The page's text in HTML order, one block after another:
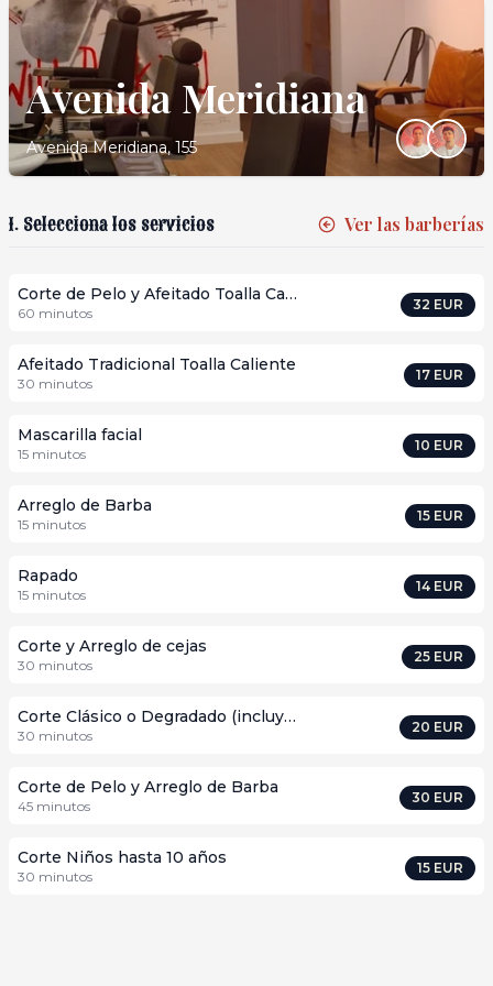
Avenida Meridiana
Avenida Meridiana, 155
1. Selecciona los servicios Ver las barberías
Corte de Pelo y Afeitado Toalla Caliente
60 minutos
32 EUR
Afeitado Tradicional Toalla Caliente
30 minutos
17 EUR
Mascarilla facial
15 minutos
10 EUR
Arreglo de Barba
15 minutos
15 EUR
Rapado
15 minutos
14 EUR
Corte y Arreglo de cejas
30 minutos
25 EUR
Corte Clásico o Degradado (incluye lavado)
30 minutos
20 EUR
Corte de Pelo y Arreglo de Barba
45 minutos
30 EUR
Corte Niños hasta 10 años
30 minutos
15 EUR